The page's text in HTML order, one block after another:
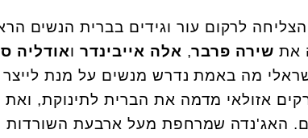
הצליחה לרקום עור וגידים בברית הנשים
את שירה פרבר, אלה אייבינדרואודליה
מה באמת נדרש מנשים על מנת לייצר
אזולאי מדמה את הברית לתינוקת,
האג'נדה שמרחפת מעל ארבעת השורדות